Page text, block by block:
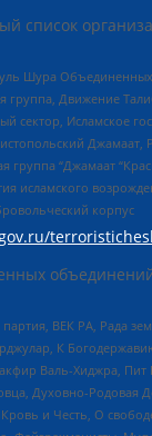
список
Шура Объединенных
группа, Движение
сектор, Исламское
группа “Джамаат
исламского
корпус
ВЕК РА, Рада
К
Валь-Хиджра,
Духовно-Родовая
и Честь, О